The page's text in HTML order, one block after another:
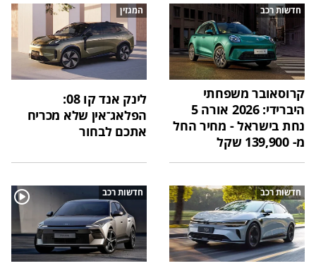
חדשות רכב
קרוסאובר משפחתי
היברידי: 2026 אורה 5
נחת בישראל - מחיר החל
מ- 139,900 שקל
המגזין
לינק אנד קו 08:
הפלאג־אין שלא מכריח
אתכם לבחור
חדשות רכב חדשות רכב